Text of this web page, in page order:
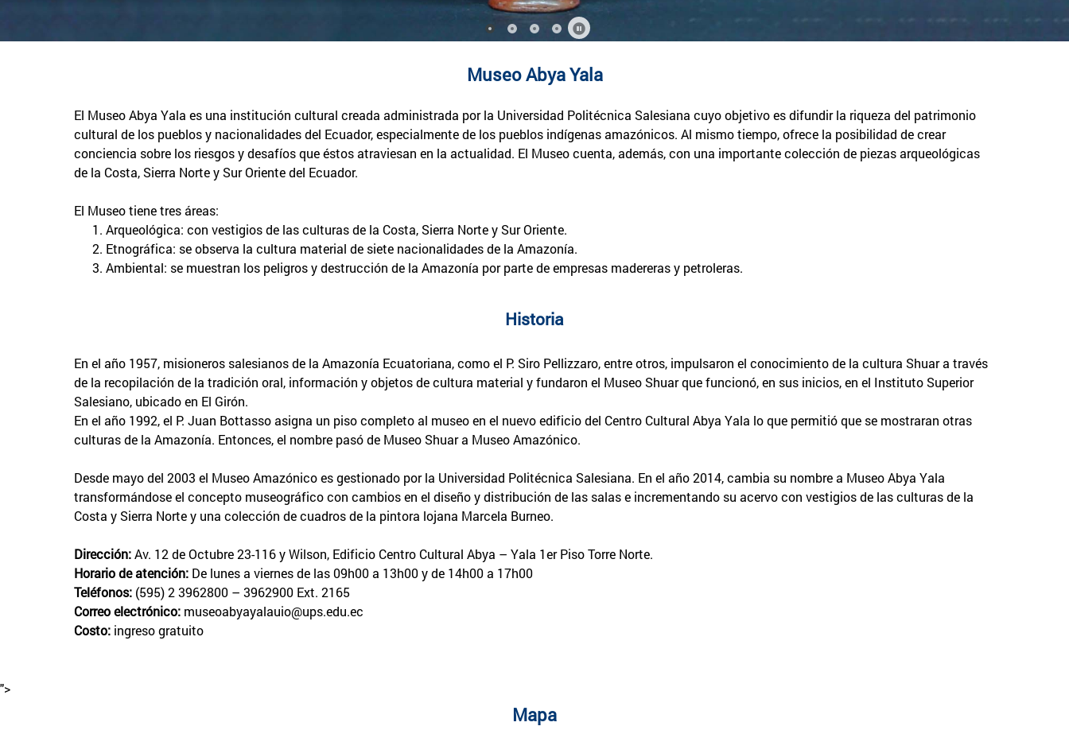
Museo Abya Yala
El Museo Abya Yala es una institución cultural creada administrada por la Universidad Politécnica Salesiana cuyo objetivo es difundir la riqueza del patrimonio
cultural de los pueblos y nacionalidades del Ecuador, especialmente de los pueblos indígenas amazónicos. Al mismo tiempo, ofrece la posibilidad de crear
conciencia sobre los riesgos y desafíos que éstos atraviesan en la actualidad. El Museo cuenta, además, con una importante colección de piezas arqueológicas
de la Costa, Sierra Norte y Sur Oriente del Ecuador.
El Museo tiene tres áreas:
Arqueológica: con vestigios de las culturas de la Costa, Sierra Norte y Sur Oriente.
Etnográfica: se observa la cultura material de siete nacionalidades de la Amazonía.
Ambiental: se muestran los peligros y destrucción de la Amazonía por parte de empresas madereras y petroleras.
Historia
En el año 1957, misioneros salesianos de la Amazonía Ecuatoriana, como el P. Siro Pellizzaro, entre otros, impulsaron el conocimiento de la cultura Shuar a través
de la recopilación de la tradición oral, información y objetos de cultura material y fundaron el Museo Shuar que funcionó, en sus inicios, en el Instituto Superior
Salesiano, ubicado en El Girón.
En el año 1992, el P. Juan Bottasso asigna un piso completo al museo en el nuevo edificio del Centro Cultural Abya Yala lo que permitió que se mostraran otras
culturas de la Amazonía. Entonces, el nombre pasó de Museo Shuar a Museo Amazónico.
Desde mayo del 2003 el Museo Amazónico es gestionado por la Universidad Politécnica Salesiana. En el año 2014, cambia su nombre a Museo Abya Yala
transformándose el concepto museográfico con cambios en el diseño y distribución de las salas e incrementando su acervo con vestigios de las culturas de la
Costa y Sierra Norte y una colección de cuadros de la pintora lojana Marcela Burneo.
Dirección:Av. 12 de Octubre 23-116 y Wilson, Edificio Centro Cultural Abya – Yala 1er Piso Torre Norte.
Horario de atención: De lunes a viernes de las 09h00 a 13h00 y de 14h00 a 17h00
Teléfonos: (595) 2 3962800 – 3962900 Ext. 2165
Correo electrónico: museoabyayalauio@ups.edu.ec
Costo: ingreso gratuito
">
Mapa